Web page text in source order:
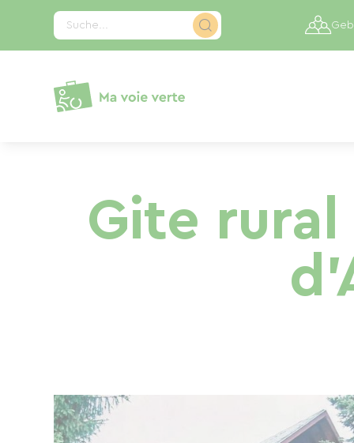
Suche...
Gite rural
Cookie-Einstellungen